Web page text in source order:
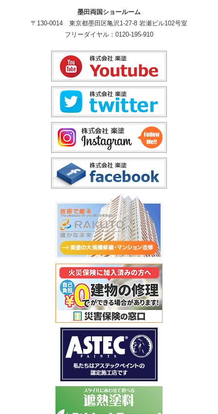
墨田両国ショールーム
〒130-0014 東京都墨田区亀沢1-27-8 岩瀬ビル102号室
フリーダイヤル：0120-195-910